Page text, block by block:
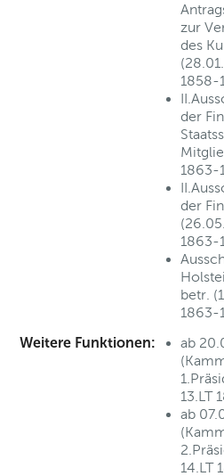
zur
des
1858-
der
1863-
der
1863-
betr.
1863-
Weitere Funktionen:
ab
13.LT
ab
14.LT